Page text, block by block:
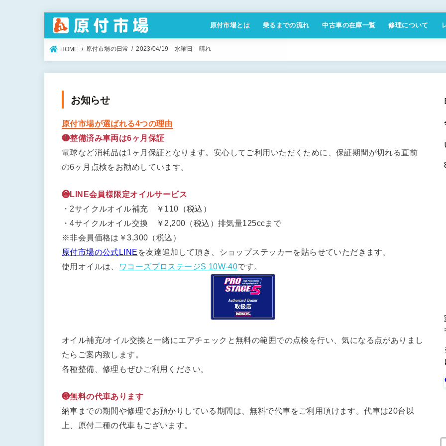
原付市場とは
特定商取引法に基づく表記
乗るまでの流れ 中古車の在庫一覧 修理について
HOME 原付市場の日常 2023/04/19 水曜日 晴れ
お知らせ
原付市場が選ばれる4つの理由
❶整備済み車両は6ヶ月保証
電球など消耗品は1ヶ月保証となります。安心してご利用いただくために、保証期間が切れる直前
の6ヶ月点検をお勧めしています。
❷LINE会員様限定オイルサービス
・2サイクルオイル補充 ￥110（税込）
・4サイクルオイル交換 ￥2,200（税込）排気量125ccまで
※非会員価格は￥3,300（税込）
原付市場の公式LINE を友達追加して頂き、ショップステッカーを貼らせていただきます。
使用オイルは、
ワコーズプロステージS 10W-40です。
オイル補充/オイル交換と一緒にエアチェックと無料の範囲での点検を行い、気になる点がありまし
たらご案内致します。
各種整備、修理もぜひご利用ください。
❸無料の代車あります
納車までの期間や修理でお預かりしている期間は、無料で代車をご利用頂けます。代車は20台以
上、原付二種の代車もございます。